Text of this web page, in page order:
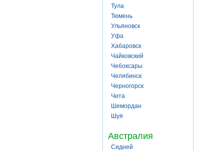
Тула
Тюмень
Ульяновск
Уфа
Хабаровск
Чайковский
Чебоксары
Челябинск
Черногорск
Чита
Шемордан
Шуя
Австралия
Сидней